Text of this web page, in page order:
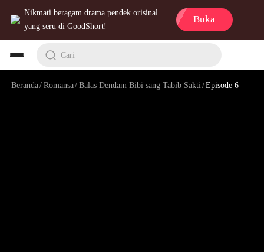
Nikmati beragam drama pendek orisinal
yang seru di GoodShort!
Buka
Cari
Beranda/Romansa/Balas Dendam Bibi sang Tabib Sakti/Episode 6